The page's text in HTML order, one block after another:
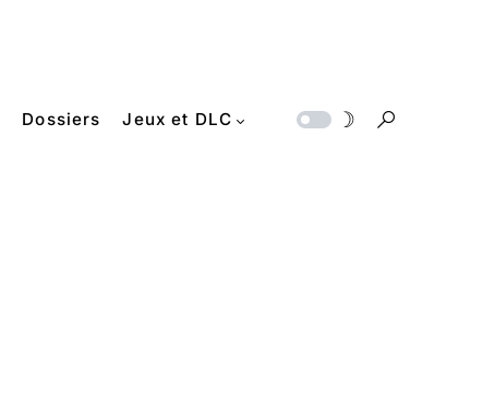
Dossiers Jeux et DLC